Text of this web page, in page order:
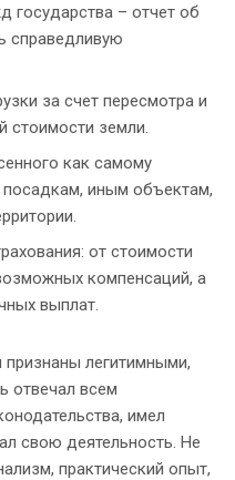
государства – отчет об
справедливую
за счет пересмотра и
стоимости земли.
как самому
посадкам, иным объектам,
от стоимости
компенсаций, а
выплат.
легитимными,
отвечал всем
имел
свою деятельность. Не
практический опыт,